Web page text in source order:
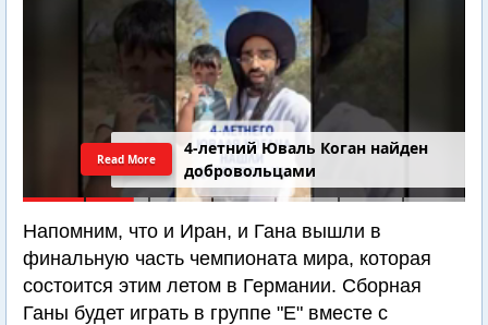
4-летний Юваль Коган найден
добровольцами
Read More
Напомним, что и Иран, и Гана вышли в
финальную часть чемпионата мира, которая
состоится этим летом в Германии. Сборная
Ганы будет играть в группе "Е" вместе с